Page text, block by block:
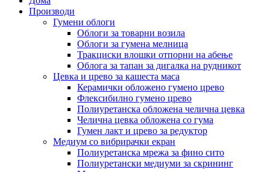
Производи
Гумени облоги
Облоги за товарни возила
Облоги за гумена мелница
Тракциски влошки отпорни на абење
Облога за тапан за дигалка на рудникот
Цевка и црево за кашеста маса
Керамички обложено гумено црево
Флексибилно гумено црево
Полиуретанска обложена челична цевка
Челична цевка обложена со гума
Гумен лакт и црево за редуктор
Медиум со вибрирачки екран
Полиуретанска мрежа за фино сито
Полиуретански медиуми за скрининг